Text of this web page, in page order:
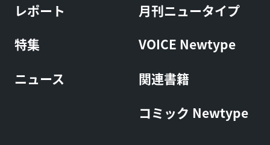
レポート
特集
ニュース
月刊ニュータイプ
VOICE Newtype
関連書籍
コミック Newtype